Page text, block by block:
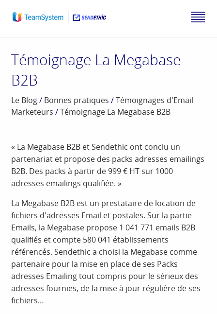
Témoignage La Megabase
B2B
Le Blog/ Bonnes pratiques /Témoignages d'Email
Marketeurs /Témoignage La Megabase B2B
« La Megabase B2B et Sendethic ont conclu un
partenariat et propose des packs adresses emailings
B2B. Des packs à partir de 999 € HT sur 1000
adresses emailings qualifiée. »
La Megabase B2B est un prestataire de location de
fichiers d'adresses Email et postales. Sur la partie
Emails, la Megabase propose 1 041 771 emails B2B
qualifiés et compte 580 041 établissements
référencés. Sendethic a choisi la Megabase comme
partenaire pour la mise en place de ses Packs
adresses Emailing tout compris pour le sérieux des
adresses fournies, de la mise à jour régulière de ses
fichiers…